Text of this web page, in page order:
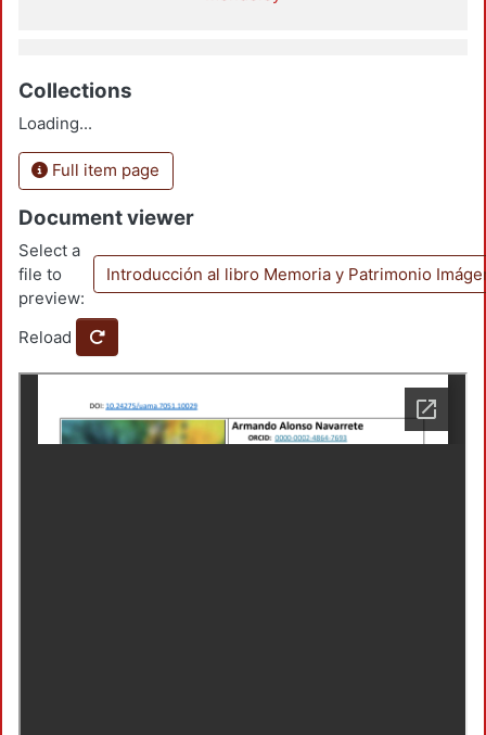
Collections
Loading...
Full item page
Document viewer
Select a
file to
preview:
Introducción al libro Memoria y Patrimonio
Reload